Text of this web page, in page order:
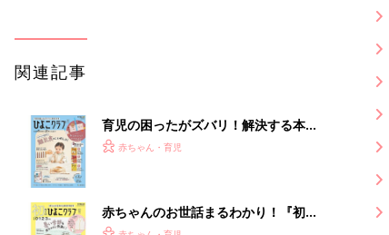
関連記事
育児の困ったがズバリ！解決する本
『ひよこクラブ 秋号』 4カ月～2才
赤ちゃん・育児
赤ちゃんのお世話まるわかり！『初め
てのひよこクラブ 夏号』〈巻頭大特